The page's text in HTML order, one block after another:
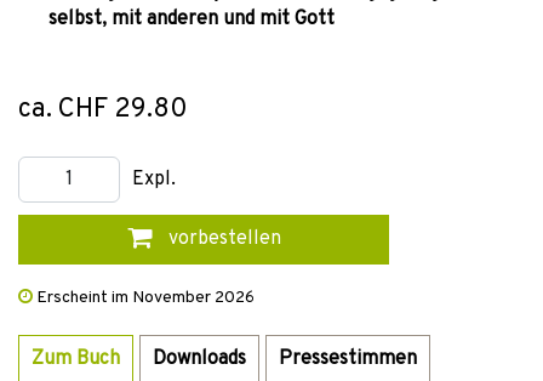
selbst, mit anderen und mit Gott
ca. CHF 29.80
Expl.
vorbestellen
Erscheint im November 2026
Zum Buch Downloads Pressestimmen